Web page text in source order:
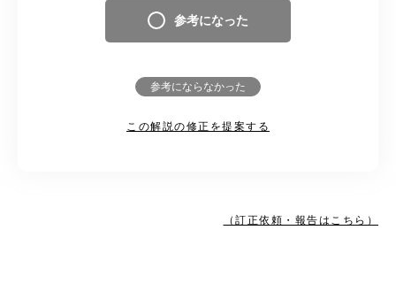
参考になった
参考にならなかった
この解説の修正を提案する
（訂正依頼・報告はこちら）